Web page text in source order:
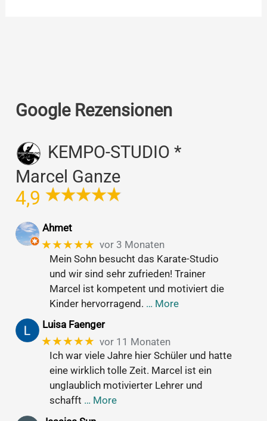
Google Rezensionen
KEMPO-STUDIO *
Marcel Ganze
4,9
Ahmet
★★★★★ vor 3 Monaten
Mein Sohn besucht das Karate-Studio
und wir sind sehr zufrieden! Trainer
Marcel ist kompetent und motiviert die
Kinder hervorragend. … More
Luisa Faenger
★★★★★ vor 11 Monaten
Ich war viele Jahre hier Schüler und hatte
eine wirklich tolle Zeit. Marcel ist ein
unglaublich motivierter Lehrer und
schafft … More